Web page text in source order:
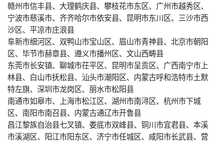
赣州市信丰县、大理鹤庆县、攀枝花市东区、广州市越秀区、
宁波市慈溪市、齐齐哈尔市依安县、昆明市东川区、三沙市西
沙区、平凉市庄浪县
阜新市细河区、双鸭山市宝山区、眉山市青神县、北京市朝阳
区、毕节市赫章县、遵义市播州区、文山西畴县
东莞市长安镇、聊城市茌平区、昆明市呈贡区、广西南宁市上
林县、白山市抚松县、汕头市潮阳区、内蒙古呼和浩特市土默
特左旗、深圳市龙岗区、丽水市松阳县
南通市如皋市、上海市松江区、湖州市南浔区、杭州市下城
区、南阳市南召县、内蒙古通辽市开鲁县
昌江黎族自治县七叉镇、娄底市双峰县、铜川市宜君县、本溪
市溪湖区、阳江市阳东区、济宁市任城区、咸阳市长武县、营